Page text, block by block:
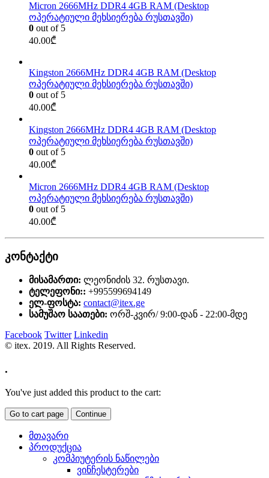
Micron 2666MHz DDR4 4GB RAM (Desktop
ოპერატიული მეხსიერება რუსთავში)
0 out of 5
40.00₾
Kingston 2666MHz DDR4 4GB RAM (Desktop
ოპერატიული მეხსიერება რუსთავში)
0 out of 5
40.00₾
Kingston 2666MHz DDR4 4GB RAM (Desktop
ოპერატიული მეხსიერება რუსთავში)
0 out of 5
40.00₾
Micron 2666MHz DDR4 4GB RAM (Desktop
ოპერატიული მეხსიერება რუსთავში)
0 out of 5
40.00₾
კონტაქტი
მისამართი: ლეონიძის 32. რუსთავი.
ტელეფონი:: +995599694149
ელ-ფოსტა: contact@itex.ge
სამუშაო საათები: ორშ-კვირ/ 9:00-დან - 22:00-მდე
Facebook Twitter Linkedin
© itex. 2019. All Rights Reserved.
.
You've just added this product to the cart:
Go to cart page Continue
მთავარი
პროდუქცია
კომპიუტერის ნაწილები
ვინჩესტერები